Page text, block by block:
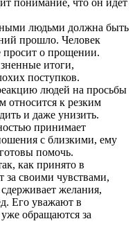
людьми должна быть
прошло. Человек
просит о прощении.
итоги,
поступков.
людей на просьбы
к резким
и даже унизить.
принимает
с близкими, ему
помочь.
как принято в
за своими чувствами,
желания,
Его уважают в
обращаются за